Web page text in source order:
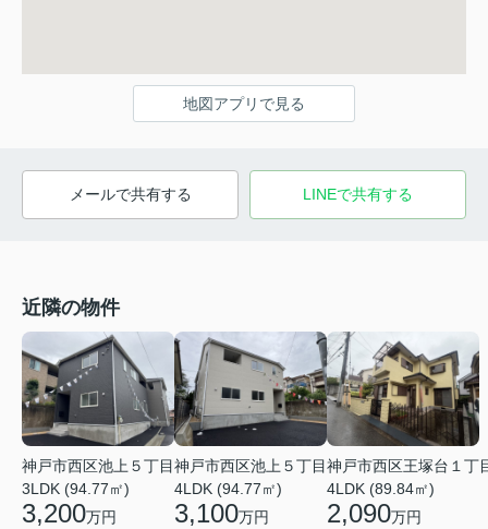
地図アプリで見る
メールで共有する LINEで共有する
近隣の物件
神戸市西区池上５丁目
3LDK (94.77㎡)
3,200万円
神戸市西区池上５丁目
4LDK (94.77㎡)
3,100万円
神戸市西区王塚台１丁
4LDK (89.84㎡)
2,090万円